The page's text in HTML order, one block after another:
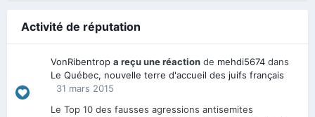
Activité de réputation
VonRibentrop a reçu une réaction de mehdi5674 dans
Le Québec, nouvelle terre d'accueil des juifs français
31 mars 2015
Le Top 10 des fausses agressions antisemites